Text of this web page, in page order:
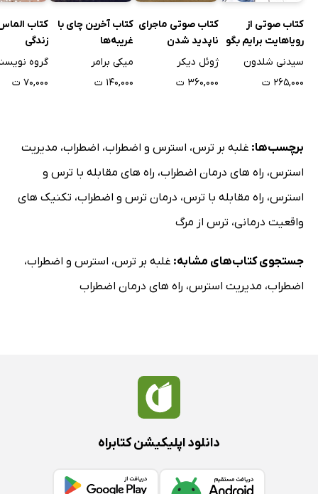
کتاب صوتی از
رویاهایت برایم بگو
سیدنی شلدون
۲۶۵,۰۰۰ ت
کتاب صوتی ماجرای
ناپدید شدن
استفانی ملر
ژوئل دیکر
۳۶۰,۰۰۰ ت
کتاب آخرین چای با
غریبه‌ها
میکی برامر
۱۴۰,۰۰۰ ت
کتاب
زندگی
گروه
۷۰,۰۰۰ ت
برچسب‌ها: غلبه بر ترس، استرس و اضطراب، اضطراب، مدیریت
استرس، راه های درمان اضطراب، راه های مقابله با ترس و
استرس، راه مقابله با ترس، درمان ترس و اضطراب، تکنیک های
واقعیت درمانی، ترس از مرگ
جستجوی کتاب‌های مشابه: غلبه بر ترس، استرس و اضطراب،
اضطراب، مدیریت استرس، راه های درمان اضطراب
دانلود اپلیکیشن کتابراه